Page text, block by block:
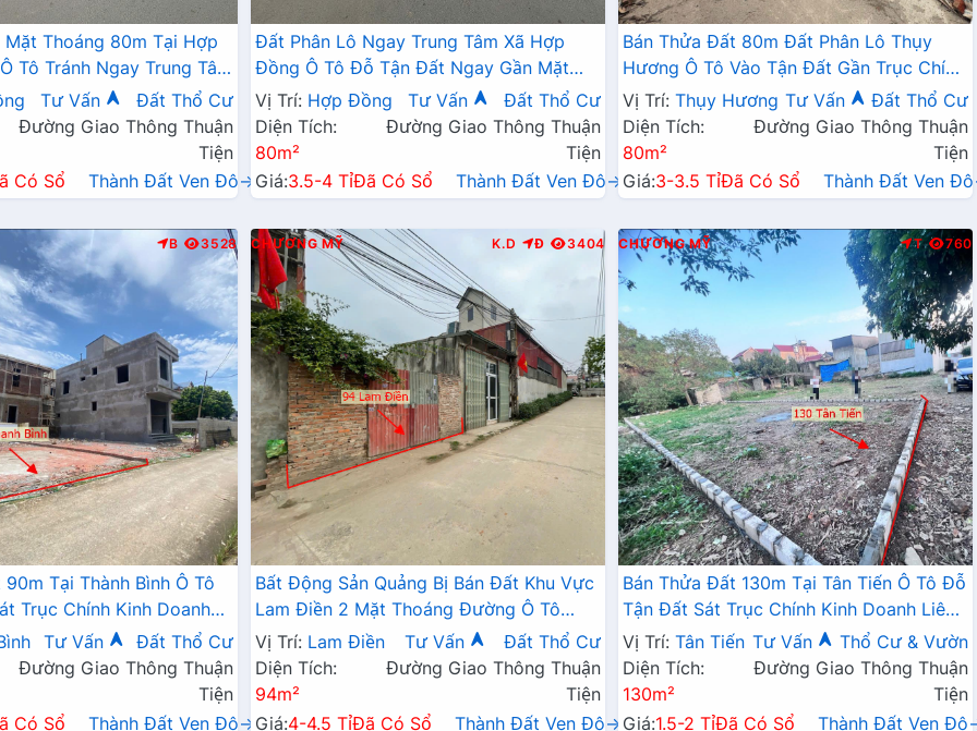
Mặt Thoáng 80m Tại Hợp
Tô Tránh Ngay Trung Tâm
Gần Đường TL419
Tư Vấn
Đất Thổ Cư
Đường Giao Thông Thuận
Tiện
Có Sổ Thành Đất Ven Đô→
Đất Phân Lô Ngay Trung Tâm Xã Hợp
Đồng Ô Tô Đỗ Tận Đất Ngay Gần Mặt
Đường Kinh Doanh TL419
Vị Trí: Hợp Đồng Tư Vấn
Đất Thổ Cư
Diện Tích:
80m²
Đường Giao Thông Thuận
Tiện
Giá:3.5-4 TỉĐã Có Sổ Thành Đất Ven Đô→
Bán Thửa Đất 80m Đất Phân Lô Thụy
Hương Ô Tô Vào Tận Đất Gần Trục Chính
Kinh Doanh Liên Huyện
Vị Trí: Thụy Hương Tư Vấn
Đất Thổ Cư
Diện Tích:
80m²
Đường Giao Thông Thuận
Tiện
Giá:3-3.5 TỉĐã Có Sổ Thành Đất Ven
B 3528
Tại Thành Bình Ô Tô
Trục Chính Kinh Doanh
Tư Vấn
Đất Thổ Cư
Đường Giao Thông Thuận
Tiện
Có Sổ Thành Đất Ven Đô→
CHƯƠNG MỸ K.D Đ 3404
Bất Động Sản Quảng Bị Bán Đất Khu Vực
Lam Điền 2 Mặt Thoáng Đường Ô Tô
Tránh Sát Trục Chính Kinh Doanh Liên Xã
Vị Trí: Lam Điền Tư Vấn
Đất Thổ Cư
Diện Tích:
94m²
Đường Giao Thông Thuận
Tiện
Giá:4-4.5 TỉĐã Có Sổ Thành Đất Ven Đô→
CHƯƠNG MỸ T 760
Bán Thửa Đất 130m Tại Tân Tiến Ô Tô Đỗ
Tận Đất Sát Trục Chính Kinh Doanh Liên
Xã
Vị Trí: Tân Tiến Tư Vấn
Thổ Cư & Vườn
Diện Tích:
130m²
Đường Giao Thông Thuận
Tiện
Giá:1.5-2 TỉĐã Có Sổ Thành Đất Ven